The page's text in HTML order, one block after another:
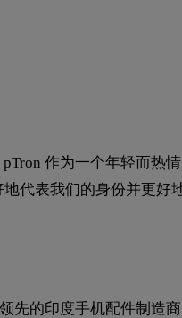
作为一个年轻而热
代表我们的身份并更好
先的印度手机配件制造